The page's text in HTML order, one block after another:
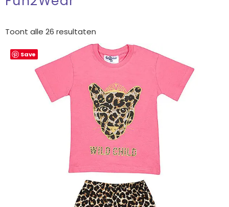
Toont alle 26 resultaten
Save